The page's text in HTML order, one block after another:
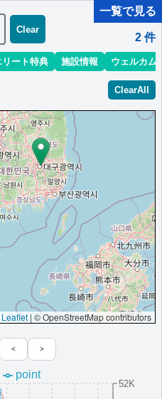
ア)ホテル特典攻略
エリア 地域
ールド・マリオッ
豪華な客室、美しい景観、レス
スが充実しております。
情報サイ
ト:manoago.com
フト朝食選択可,ラウンジアクセス有
ップグレード有（スイート含む）
一覧で見る
Clear
2 件
ート特典 施設情報 ウェルカム
ClearAll
Leaflet | © OpenStreetMap contributors
52K
point
< >